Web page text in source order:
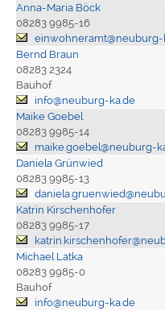
Anna-Maria Böck
08283 9985-16
einwohneramt@neuburg-
Bernd Braun
08283 2324
Bauhof
info@neuburg-ka.de
Maike Goebel
08283 9985-14
maike.goebel@neuburg-
Daniela Grünwied
08283 9985-13
Katrin Kirschenhofer
08283 9985-17
Michael Latka
08283 9985-0
Bauhof
info@neuburg-ka.de